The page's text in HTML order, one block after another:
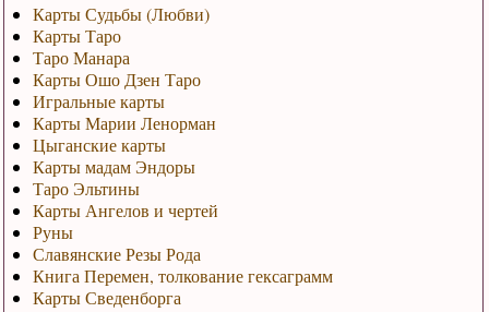
Карты Судьбы (Любви)
Карты Таро
Таро Манара
Карты Ошо Дзен Таро
Игральные карты
Карты Марии Ленорман
Цыганские карты
Карты мадам Эндоры
Таро Эльтины
Карты Ангелов и чертей
Руны
Славянские Резы Рода
Книга Перемен, толкование гексаграмм
Карты Сведенборга